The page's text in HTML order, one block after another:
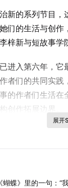
新的系列节目
们的生活与创
梓新与短故事学
进入第六年，它
者们的共同实
的作者们生活
创作拓展边界。
“非虚构写作”定
展开
蝴蝶》里的一句：“